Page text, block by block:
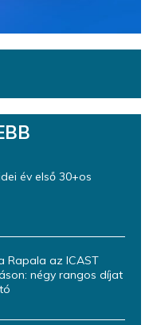
év első 30+os
Rapala az ICAST
négy rangos díjat